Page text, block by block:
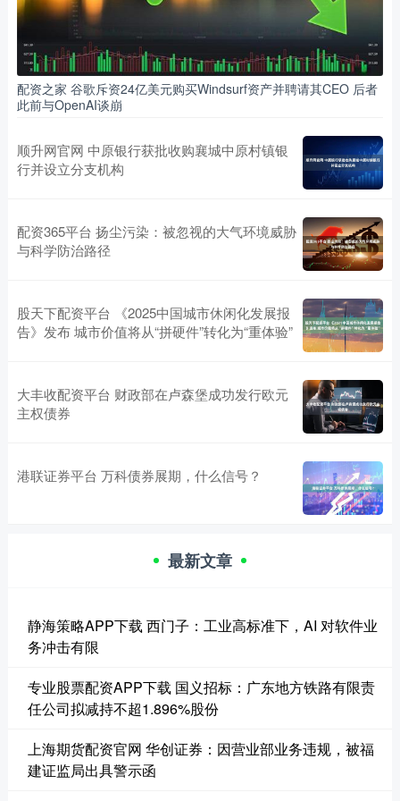
配资之家 谷歌斥资24亿美元购买Windsurf资产并聘请其CEO 后者
此前与OpenAI谈崩
顺升网官网 中原银行获批收购襄城中原村镇银
行并设立分支机构
配资365平台 扬尘污染：被忽视的大气环境威胁
与科学防治路径
股天下配资平台 《2025中国城市休闲化发展报
告》发布 城市价值将从“拼硬件”转化为“重体验”
大丰收配资平台 财政部在卢森堡成功发行欧元
主权债券
港联证券平台 万科债券展期，什么信号？
最新文章
静海策略APP下载 西门子：工业高标准下，AI 对软件业
务冲击有限
专业股票配资APP下载 国义招标：广东地方铁路有限责
任公司拟减持不超1.896%股份
上海期货配资官网 华创证券：因营业部业务违规，被福
建证监局出具警示函